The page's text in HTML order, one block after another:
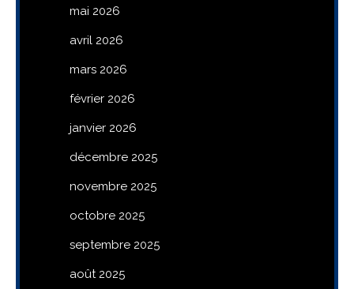
mai 2026
avril 2026
mars 2026
février 2026
janvier 2026
décembre 2025
novembre 2025
octobre 2025
septembre 2025
août 2025